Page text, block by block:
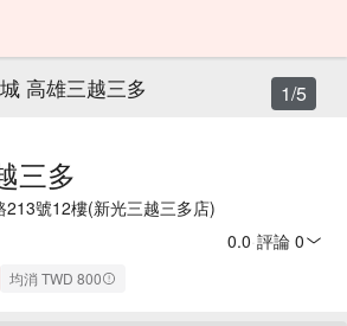
高雄三越三多
三多
號12樓(新光三越三多店)
0.0 評論 0
均消 TWD 800
1/5